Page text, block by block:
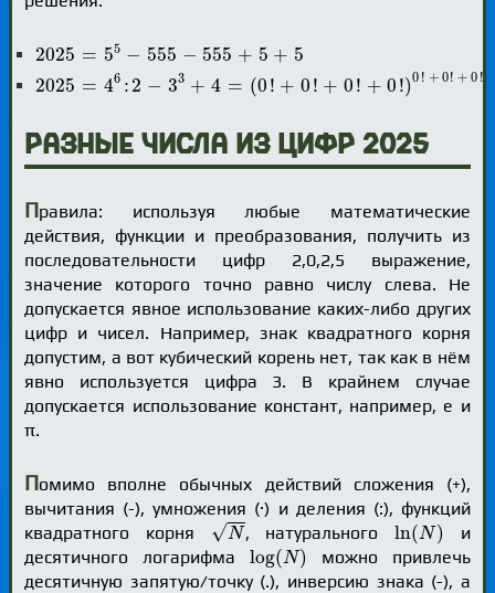
2025 = 55 − 555 − 555 + 5 + 5
2025 5-555-555 5+5
2025 = 46 :2 − 33 + 4 = (0! + 0! + 0! + 0!)0 ! + 0! + 0 !
:2 = 0!+ 0 !:( 0 !+
Разные числа из цифр 2025
Правила: используя любые математические
действия, функции и преобразования, получить из
последовательности цифр 2,0,2,5 выражение,
значение которого точно равно числу слева. Не
допускается явное использование каких-либо других
цифр и чисел. Например, знак квадратного корня
допустим, а вот кубический корень нет, так как в нём
явно используется цифра 3. В крайнем случае
допускается использование констант, например, e и
π.
Помимо вполне обычных действий сложения (+),
вычитания (-), умножения (·) и деления (:), функций
квадратного корня √N
N , натуральногоln(N)
ln (N)
и
десятичного логарифма log(N)
log ( N)
можно привлечь
десятичную запятую/точку (.), инверсию знака (-), а